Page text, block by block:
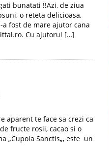
bunatati !!Azi, de ziua
o reteta delicioasa,
fost de mare ajutor cana
Cu ajutorul […]
aparent te face sa crezi ca
fructe rosii, cacao si o
„Cupola Sanctis„, este un